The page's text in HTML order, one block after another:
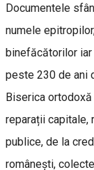
Documentele
numele
binefăcătorilor
peste 230 de ani
Biserica ortodoxă
reparații capitale,
publice, de la
românești,